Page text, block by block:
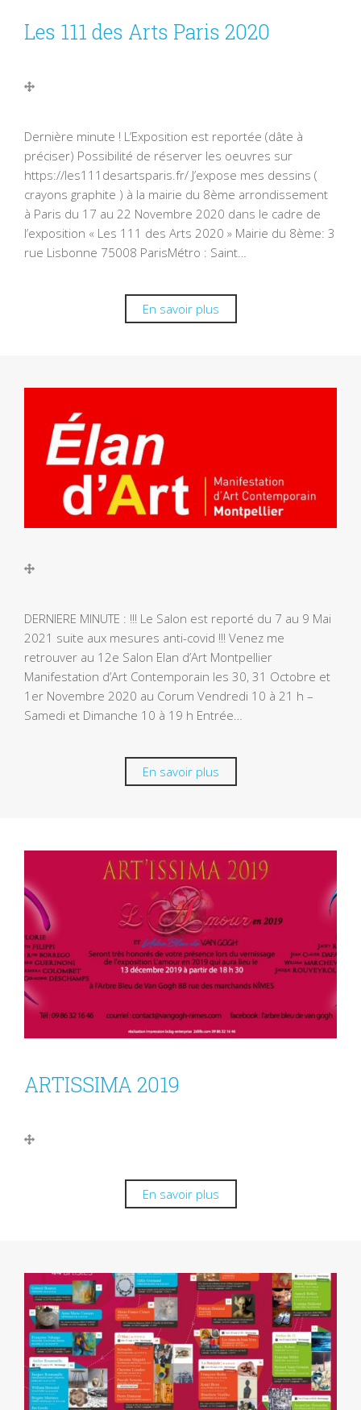
Les 111 des Arts Paris 2020
Dernière minute ! L’Exposition est reportée (dâte à
préciser) Possibilité de réserver les oeuvres sur
https://les111desartsparis.fr/ J’expose mes dessins (
crayons graphite ) à la mairie du 8ème arrondissement
à Paris du 17 au 22 Novembre 2020 dans le cadre de
l’exposition « Les 111 des Arts 2020 » Mairie du 8ème: 3
rue Lisbonne 75008 ParisMétro : Saint…
En savoir plus
DERNIERE MINUTE : !!! Le Salon est reporté du 7 au 9 Mai
2021 suite aux mesures anti-covid !!! Venez me
retrouver au 12e Salon Elan d’Art Montpellier
Manifestation d’Art Contemporain les 30, 31 Octobre et
1er Novembre 2020 au Corum Vendredi 10 à 21 h –
Samedi et Dimanche 10 à 19 h Entrée…
En savoir plus
ARTISSIMA 2019
En savoir plus